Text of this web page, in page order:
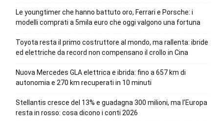
Le youngtimer che hanno battuto oro, Ferrari e Porsche: i
modelli comprati a 5mila euro che oggi valgono una fortuna
Toyota resta il primo costruttore al mondo, ma rallenta: ibride
ed elettriche da record non compensano il crollo in Cina
Nuova Mercedes GLA elettrica e ibrida: fino a 657 km di
autonomia e 270 km recuperati in 10 minuti
Stellantis cresce del 13% e guadagna 300 milioni, ma l’Europa
resta in rosso: cosa dicono i conti 2026